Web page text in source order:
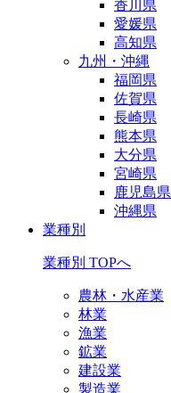
香川県
愛媛県
高知県
九州・沖縄
福岡県
佐賀県
長崎県
熊本県
大分県
宮崎県
鹿児島県
沖縄県
業種別
業種別 TOPへ
農林・水産業
林業
漁業
鉱業
建設業
製造業